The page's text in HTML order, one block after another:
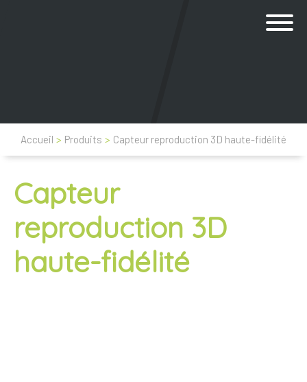
Accueil > Produits > Capteur reproduction 3D haute-fidélité
Capteur
reproduction 3D
haute-fidélité